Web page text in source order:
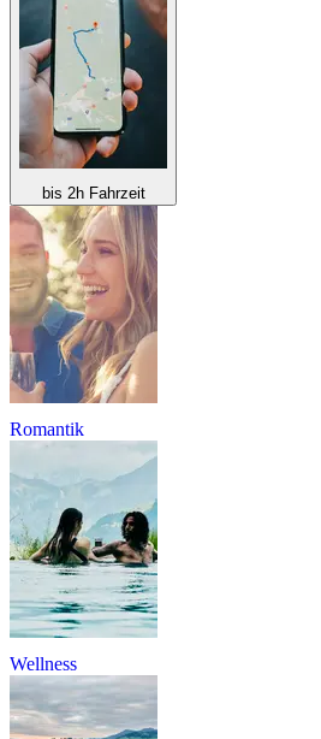
bis 2h Fahrzeit
Romantik
Wellness